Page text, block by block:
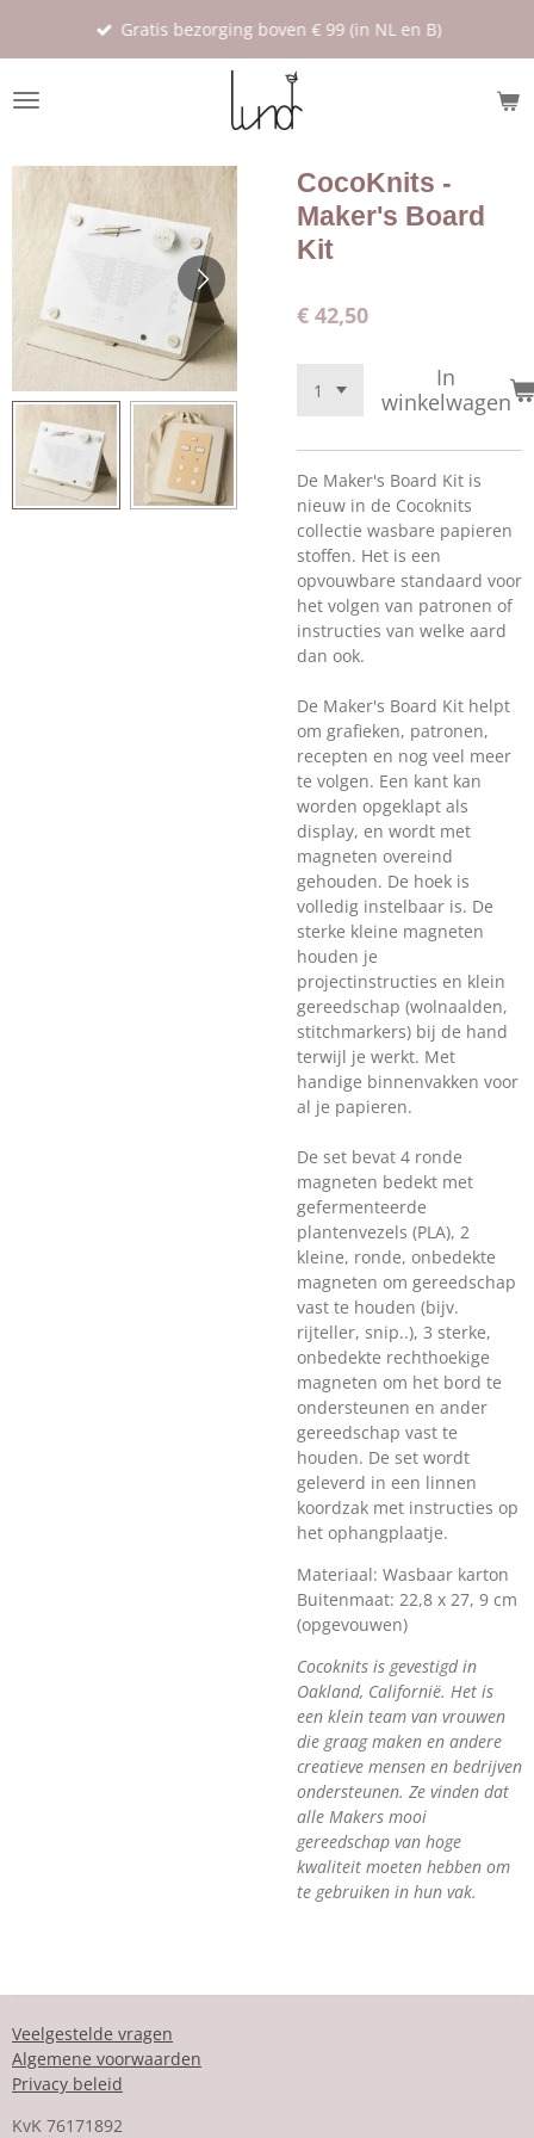
de
Gratis bezorging boven € 99 (in NL en B)
CocoKnits -
Maker's Board
Kit
€ 42,50
In
winkelwagen
De Maker's Board Kit is
nieuw in de Cocoknits
collectie wasbare papieren
stoffen. Het is een
opvouwbare standaard voor
het volgen van patronen of
instructies van welke aard
dan ook.
De Maker's Board Kit helpt
om grafieken, patronen,
recepten en nog veel meer
te volgen. Een kant kan
worden opgeklapt als
display, en wordt met
magneten overeind
gehouden. De hoek is
volledig instelbaar is. De
sterke kleine magneten
houden je
projectinstructies en klein
gereedschap (wolnaalden,
stitchmarkers) bij de hand
terwijl je werkt. Met
handige binnenvakken voor
al je papieren.
De set bevat 4 ronde
magneten bedekt met
gefermenteerde
plantenvezels (PLA), 2
kleine, ronde, onbedekte
magneten om gereedschap
vast te houden (bijv.
rijteller, snip..), 3 sterke,
onbedekte rechthoekige
magneten om het bord te
ondersteunen en ander
gereedschap vast te
houden. De set wordt
geleverd in een linnen
koordzak met instructies op
het ophangplaatje.
Materiaal: Wasbaar karton
Buitenmaat: 22,8 x 27, 9 cm
(opgevouwen)
Cocoknits is gevestigd in
Oakland, Californië. Het is
een klein team van vrouwen
die graag maken en andere
creatieve mensen en bedrijven
ondersteunen. Ze vinden dat
alle Makers mooi
gereedschap van hoge
kwaliteit moeten hebben om
te gebruiken in hun vak.
Veelgestelde vragen
Algemene voorwaarden
Privacy beleid
KvK 76171892